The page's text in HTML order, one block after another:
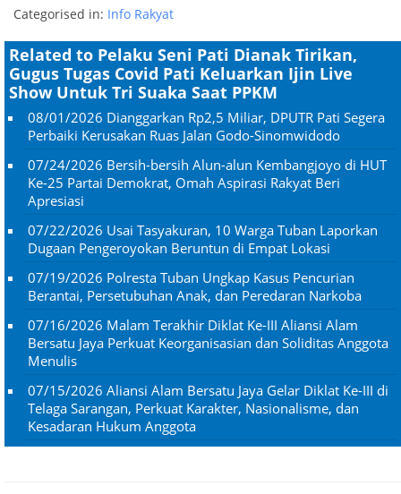
Categorised in: Info Rakyat
Related to Pelaku Seni Pati Dianak Tirikan,
Gugus Tugas Covid Pati Keluarkan Ijin Live
Show Untuk Tri Suaka Saat PPKM
08/01/2026 Dianggarkan Rp2,5 Miliar, DPUTR Pati Segera
Perbaiki Kerusakan Ruas Jalan Godo-Sinomwidodo
07/24/2026 Bersih-bersih Alun-alun Kembangjoyo di HUT
Ke-25 Partai Demokrat, Omah Aspirasi Rakyat Beri
Apresiasi
07/22/2026 Usai Tasyakuran, 10 Warga Tuban Laporkan
Dugaan Pengeroyokan Beruntun di Empat Lokasi
07/19/2026 Polresta Tuban Ungkap Kasus Pencurian
Berantai, Persetubuhan Anak, dan Peredaran Narkoba
07/16/2026 Malam Terakhir Diklat Ke-III Aliansi Alam
Bersatu Jaya Perkuat Keorganisasian dan Soliditas Anggota
Menulis
07/15/2026 Aliansi Alam Bersatu Jaya Gelar Diklat Ke-III di
Telaga Sarangan, Perkuat Karakter, Nasionalisme, dan
Kesadaran Hukum Anggota